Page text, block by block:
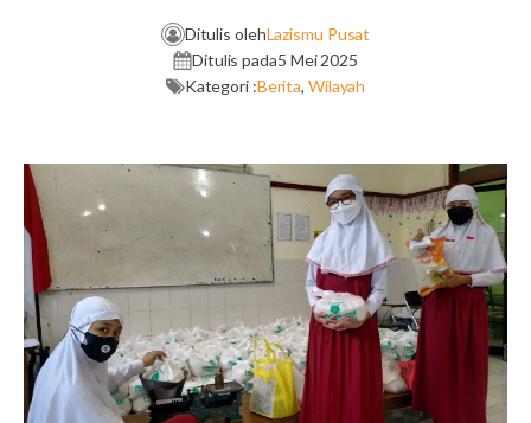
Ditulis olehLazismu Pusat
Ditulis pada5 Mei 2025
Kategori :Berita, Wilayah